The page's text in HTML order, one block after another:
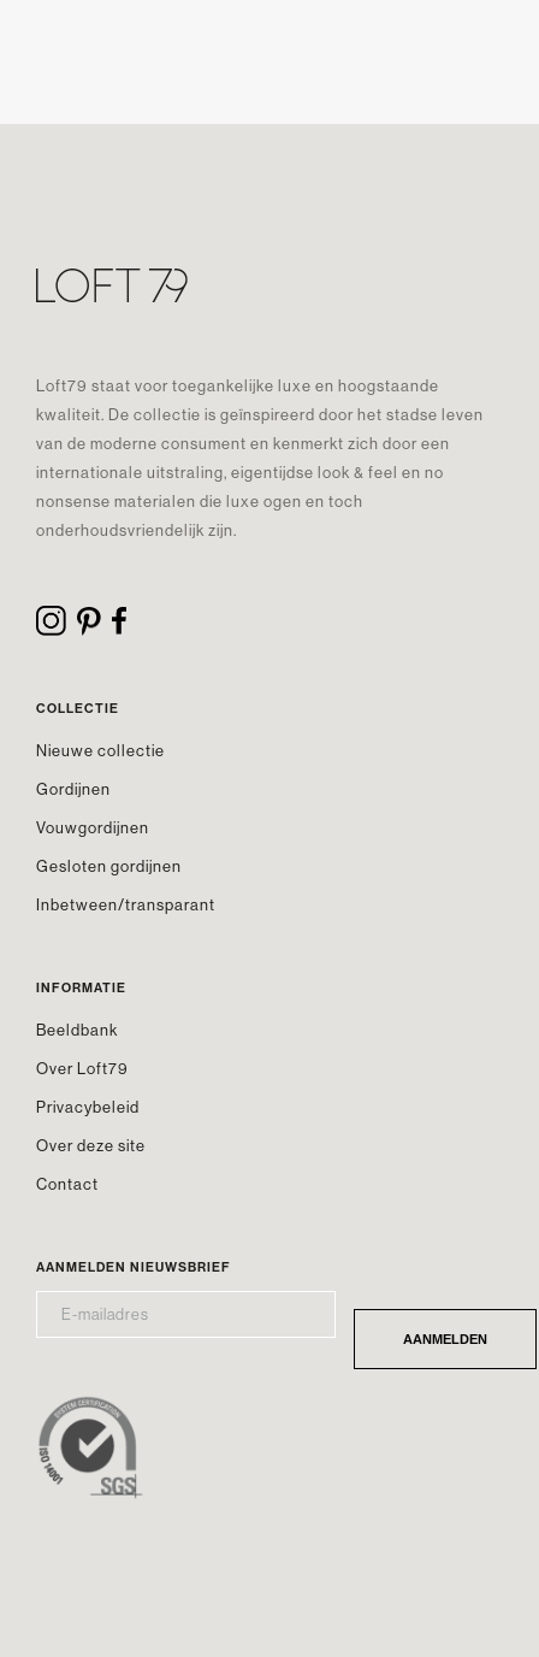
Loft79 staat voor toegankelijke luxe en hoogstaande
kwaliteit. De collectie is geïnspireerd door het stadse leven
van de moderne consument en kenmerkt zich door een
internationale uitstraling, eigentijdse look & feel en no
nonsense materialen die luxe ogen en toch
onderhoudsvriendelijk zijn.
COLLECTIE
Nieuwe collectie
Gordijnen
Vouwgordijnen
Gesloten gordijnen
Inbetween/transparant
INFORMATIE
Beeldbank
Over Loft79
Privacybeleid
Over deze site
Contact
AANMELDEN NIEUWSBRIEF
MAILADRES* AANMELDEN